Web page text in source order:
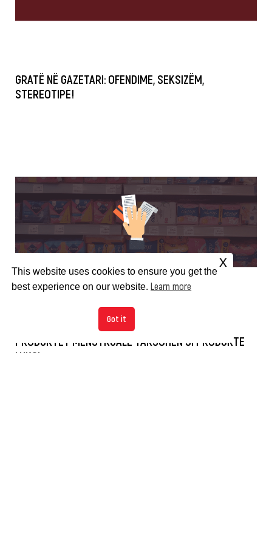
GRATË NË GAZETARI: OFENDIME, SEKSIZËM,
STEREOTIPE!
NEVOJAT E GRAVE, “PENG” I INATEVE POLITIKE –
PRODUKTET MENSTRUALE TAKSOHEN SI PRODUKTE
LUKSI
This website uses cookies to ensure you get the
best experience on our website. Learn more
Got it
x